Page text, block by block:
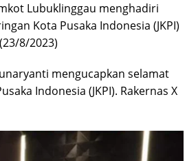
Lubuklinggau menghadiri
Kota Pusaka Indonesia (JKPI)
8/2023)
mengucapkan selamat
Indonesia (JKPI). Rakernas X